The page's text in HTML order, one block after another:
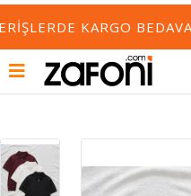
KARGO BEDAVA